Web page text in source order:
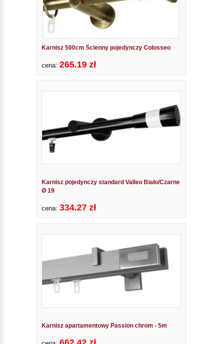
Karnisz 500cm Ścienny pojedynczy Colosseo
cena: 265.19 zł
Karnisz pojedynczy standard Valleo Biało/Czarne
Ø 19
cena: 334.27 zł
Karnisz apartamentowy Passion chrom - 5m